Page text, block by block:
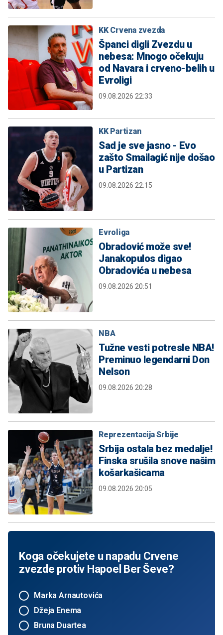
KK Crvena zvezda
Španci digli Zvezdu u
nebesa: Mnogo očekuju
od Navara i crveno-belih u
Evroligi
09.08.2026 22:33
KK Partizan
Sad je sve jasno - Evo
zašto Smailagić nije došao
u Partizan
09.08.2026 22:15
Evroliga
Obradović može sve!
Janakopulos digao
Obradovića u nebesa
09.08.2026 20:51
NBA
Tužne vesti potresle NBA!
Preminuo legendarni Don
Nelson
09.08.2026 20:28
Reprezentacija Srbije
Srbija ostala bez medalje!
Finska srušila snove našim
košarkašicama
09.08.2026 20:05
Koga očekujete u napadu Crvene
zvezde protiv Hapoel Ber Ševe?
Marka Arnautovića
Džeja Enema
Bruna Duartea